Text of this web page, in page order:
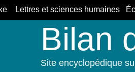
Lettres et sciences humaines
Bilan
Site encyclopédique